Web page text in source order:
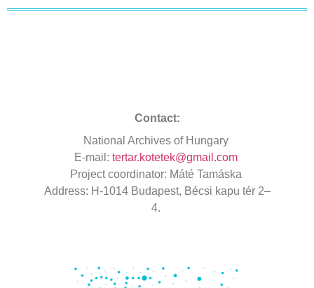
Contact:
National Archivesof Hungary
E-mail: tertar.kotetek@gmail.com
Projectcoordinator: Máté Tamáska
Address: H-1014 Budapest, Bécsi kapu tér 2–
4.